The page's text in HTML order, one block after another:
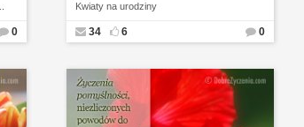
0
Kwiaty na urodziny
34 6 0